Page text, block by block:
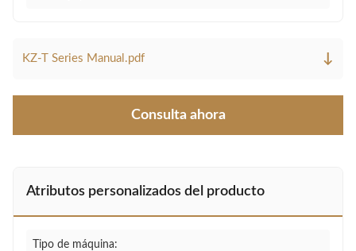
KZ-T Series Manual.pdf ↓
Consulta ahora
Atributos personalizados del producto
Tipo de máquina: